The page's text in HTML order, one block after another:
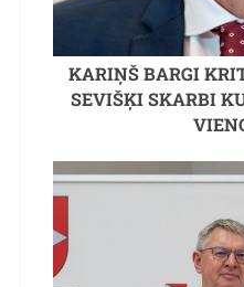
KARIŅŠ BARGI
SEVIŠĶI SKARBI